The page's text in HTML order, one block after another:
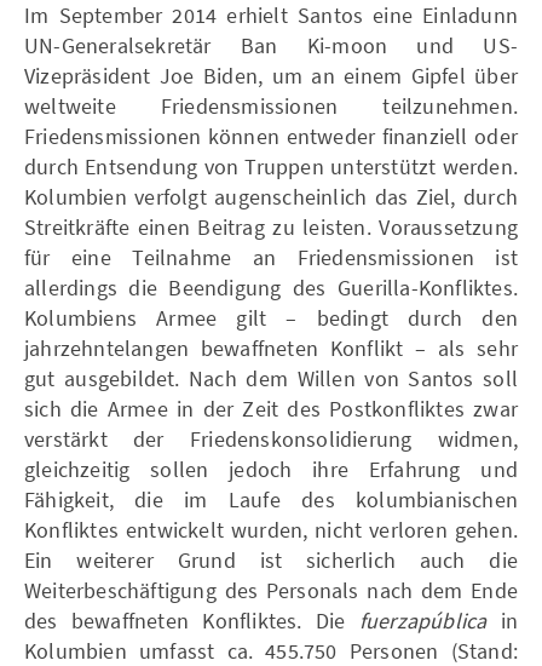
Im September 2014 erhielt Santos eine Einladunn
UN-Generalsekretär Ban Ki-moon und US-
Vizepräsident Joe Biden, um an einem Gipfel über
weltweite Friedensmissionen teilzunehmen.
Friedensmissionen können entweder finanziell oder
durch Entsendung von Truppen unterstützt werden.
Kolumbien verfolgt augenscheinlich das Ziel, durch
Streitkräfte einen Beitrag zu leisten. Voraussetzung
für eine Teilnahme an Friedensmissionen ist
allerdings die Beendigung des Guerilla-Konfliktes.
Kolumbiens Armee gilt – bedingt durch den
jahrzehntelangen bewaffneten Konflikt – als sehr
gut ausgebildet. Nach dem Willen von Santos soll
sich die Armee in der Zeit des Postkonfliktes zwar
verstärkt der Friedenskonsolidierung widmen,
gleichzeitig sollen jedoch ihre Erfahrung und
Fähigkeit, die im Laufe des kolumbianischen
Konfliktes entwickelt wurden, nicht verloren gehen.
Ein weiterer Grund ist sicherlich auch die
Weiterbeschäftigung des Personals nach dem Ende
des bewaffneten Konfliktes. Die fuerzapúblicain
Kolumbien umfasst ca. 455.750 Personen (Stand: